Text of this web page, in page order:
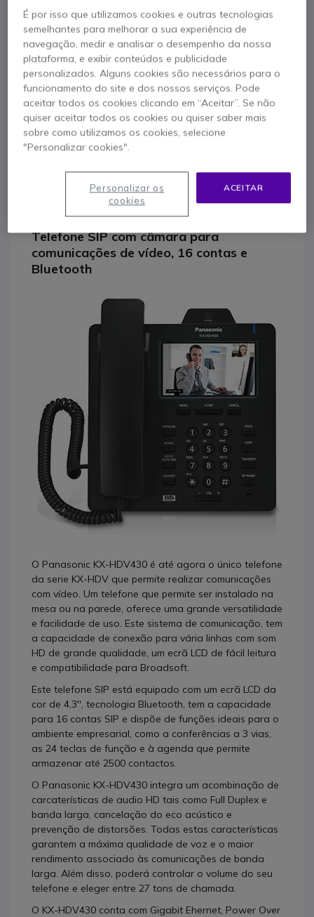
Ver produtos similares
Contacte os nossos peritos - Linha gratuita
800 780 300
F.A.Q Live Chat
Descrição produto
Panasonic KX-HDV430
Telefone SIP com câmara para
comunicações de vídeo, 16 contas e
Bluetooth
O Panasonic KX-HDV430 é até agora o único telefone
da serie KX-HDV que permite realizar comunicações
com vídeo. Um telefone que permite ser instalado na
mesa ou na parede, oferece uma grande versatilidade
e facilidade de uso. Este sistema de comunicação, tem
a capacidade de conexão para vária linhas com som
HD de grande qualidade, um ecrã LCD de fácil leitura
e compatibilidade para Broadsoft.
Este telefone SIP está equipado com um ecrã LCD da
cor de 4,3'', tecnologia Bluetooth, tem a capacidade
para 16 contas SIP e dispõe de funções ideais para o
ambiente empresarial, como a conferências a 3 vias,
as 24 teclas de função e à agenda que permite
armazenar até 2500 contactos.
O Panasonic KX-HDV430 integra um acombinação de
carcaterísticas de audio HD tais como Full Duplex e
banda larga, cancelação do eco acústico e
prevenção de distorsões. Todas estas características
garantem a máxima qualidade de voz e o maior
rendimento associado às comunicações de banda
larga. Além disso, poderá controlar o volume do seu
telefone e eleger entre 27 tons de chamada.
O KX-HDV430 conta com Gigabit Ehernet, Power Over
É por isso que utilizamos cookies e outras tecnologias
semelhantes para melhorar a sua experiência de
navegação, medir e analisar o desempenho da nossa
plataforma, e exibir conteúdos e publicidade
personalizados. Alguns cookies são necessários para o
funcionamento do site e dos nossos serviços. Pode
aceitar todos os cookies clicando em “Aceitar”. Se não
quiser aceitar todos os cookies ou quiser saber mais
sobre como utilizamos os cookies, selecione
"Personalizar cookies".
ACEITAR
Personalizar os
cookies